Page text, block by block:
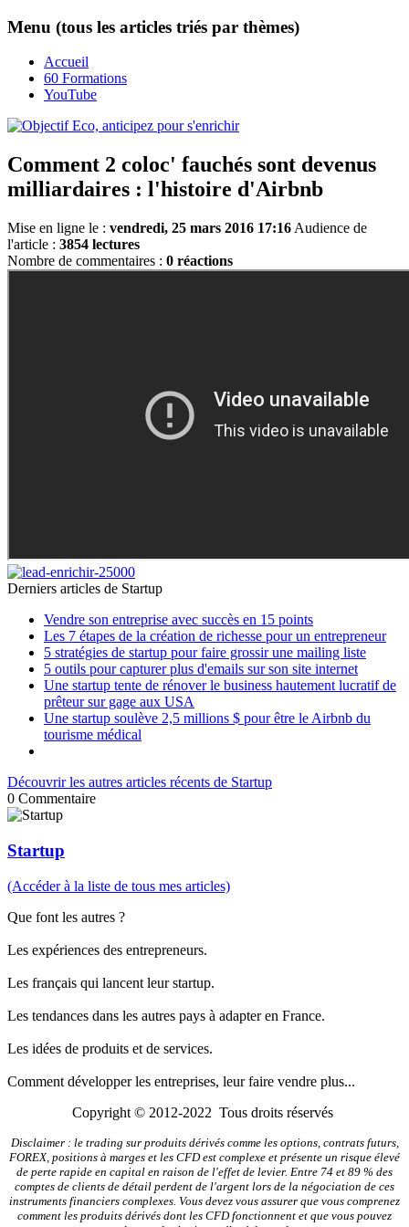
Menu (tous les articles triés par thèmes)
Accueil
60 Formations
YouTube
Comment 2 coloc' fauchés sont devenus
milliardaires : l'histoire d'Airbnb
Mise en ligne le : vendredi, 25 mars 2016 17:16 Audience de
l'article : 3854 lectures
Nombre de commentaires : 0 réactions
Derniers articles de Startup
Vendre son entreprise avec succès en 15 points
Les 7 étapes de la création de richesse pour un entrepreneur
5 stratégies de startup pour faire grossir une mailing liste
5 outils pour capturer plus d'emails sur son site internet
Une startup tente de rénover le business hautement lucratif de
prêteur sur gage aux USA
Une startup soulève 2,5 millions $ pour être le Airbnb du
tourisme médical
Découvrir les autres articles récents de Startup
0 Commentaire
Startup
(Accéder à la liste de tous mes articles)
Que font les autres ?
Les expériences des entrepreneurs.
Les français qui lancent leur startup.
Les tendances dans les autres pays à adapter en France.
Les idées de produits et de services.
Comment développer les entreprises, leur faire vendre plus...
Copyright © 2012-2022 Tous droits réservés
Disclaimer : le trading sur produits dérivés comme les options, contrats futurs,
FOREX, positions à marges et les CFD est complexe et présente un risque élevé
de perte rapide en capital en raison de l'effet de levier. Entre 74 et 89 % des
comptes de clients de détail perdent de l'argent lors de la négociation de ces
instruments financiers complexes. Vous devez vous assurer que vous comprenez
comment les produits dérivés dont les CFD fonctionnent et que vous pouvez